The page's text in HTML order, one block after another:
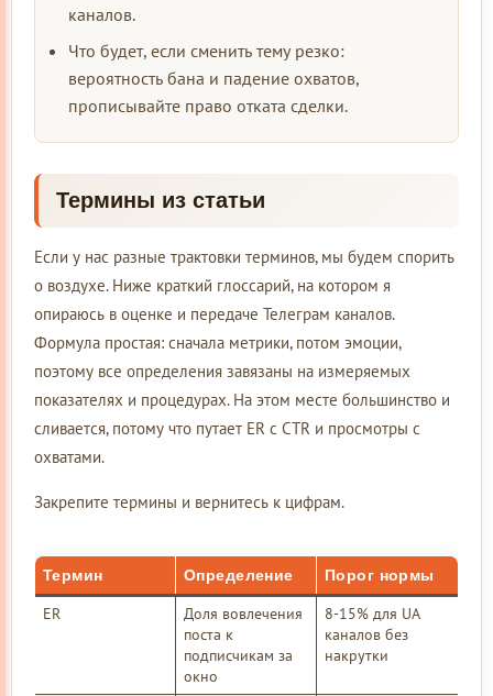
каналов.
Что будет, если сменить тему резко:
вероятность бана и падение охватов,
прописывайте право отката сделки.
Термины из статьи
Если у нас разные трактовки терминов, мы будем спорить
о воздухе. Ниже краткий глоссарий, на котором я
опираюсь в оценке и передаче Телеграм каналов.
Формула простая: сначала метрики, потом эмоции,
поэтому все определения завязаны на измеряемых
показателях и процедурах. На этом месте большинство и
сливается, потому что путает ER с CTR и просмотры с
охватами.
Закрепите термины и вернитесь к цифрам.
Термин Определение Порог нормы
ER
Доля вовлечения
поста к
подписчикам за
окно
8-15% для UA
каналов без
накрутки